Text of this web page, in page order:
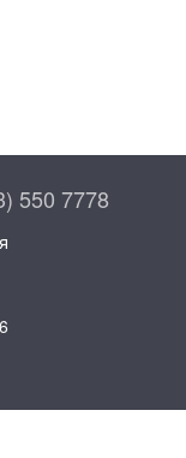
550 7778